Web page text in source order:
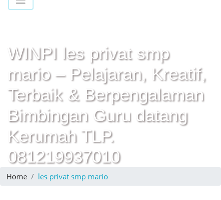
WINPI les privat smp
mario – Pelajaran, Kreatif,
Terbaik & Berpengalaman
Bimbingan Guru datang
Kerumah TLP.
081219937010
Home les privat smp mario